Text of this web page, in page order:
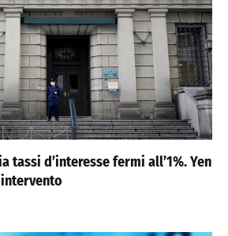
tassi d’interesse fermi all’1%. Yen